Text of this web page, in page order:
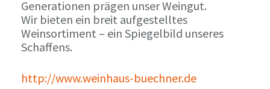
Generationen prägen unser Weingut.
Wir bieten ein breit aufgestelltes
Weinsortiment – ein Spiegelbild unseres
Schaffens.
http://www.weinhaus-buechner.de